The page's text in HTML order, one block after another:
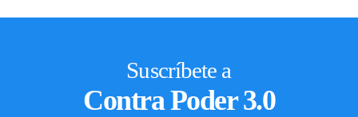
Suscríbete a
Contra Poder 3.0